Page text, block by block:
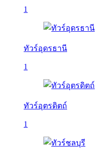
1
ทัวร์อุดรธานี
1
ทัวร์อุตรดิตถ์
1